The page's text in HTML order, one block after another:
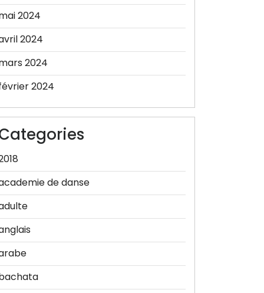
2024
2024
2024
2024
de danse